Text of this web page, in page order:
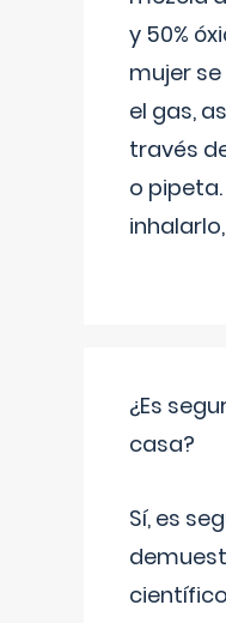
y 50%
mujer
el gas,
través
o
¿Es
casa?
Sí, es